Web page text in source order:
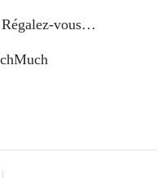
vous…